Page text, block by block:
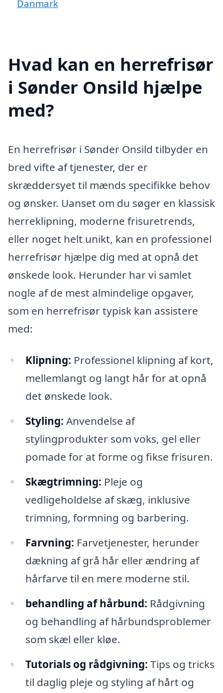
Danmark
Hvad kan en herrefrisør
i Sønder Onsild hjælpe
med?
En herrefrisør i Sønder Onsild tilbyder en
bred vifte af tjenester, der er
skræddersyet til mænds specifikke behov
og ønsker. Uanset om du søger en klassisk
herreklipning, moderne frisuretrends,
eller noget helt unikt, kan en professionel
herrefrisør hjælpe dig med at opnå det
ønskede look. Herunder har vi samlet
nogle af de mest almindelige opgaver,
som en herrefrisør typisk kan assistere
med:
Klipning: Professionel klipning af kort,
mellemlangt og langt hår for at opnå
det ønskede look.
Styling: Anvendelse af
stylingprodukter som voks, gel eller
pomade for at forme og fikse frisuren.
Skægtrimning: Pleje og
vedligeholdelse af skæg, inklusive
trimning, formning og barbering.
Farvning: Farvetjenester, herunder
dækning af grå hår eller ændring af
hårfarve til en mere moderne stil.
behandling af hårbund: Rådgivning
og behandling af hårbundsproblemer
som skæl eller kløe.
Tutorials og rådgivning: Tips og tricks
til daglig pleje og styling af hårt og